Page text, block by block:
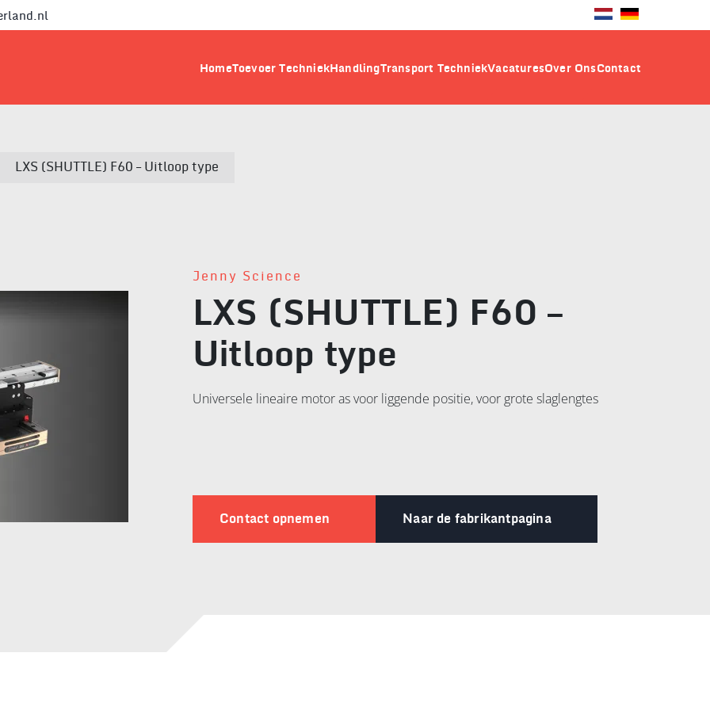
HomeToevoer TechniekHandlingTransport TechniekVacaturesOver OnsContact
LXS (SHUTTLE) F60 – Uitloop type
Jenny Science
LXS (SHUTTLE) F60 –
Uitloop type
Universele lineaire motor as voor liggende positie, voor grote slaglengtes
Contact opnemen Naar de fabrikantpagina